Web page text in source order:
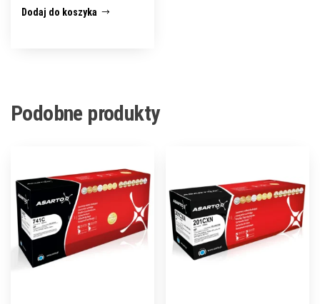
Dodaj do koszyka
Podobne produkty